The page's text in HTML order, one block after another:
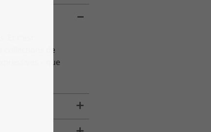
c’est
collections de
– que